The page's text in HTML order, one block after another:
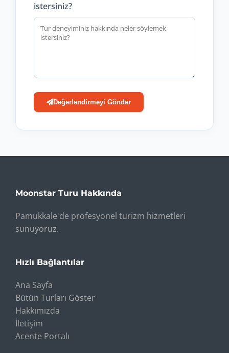
istersiniz?
Değerlendirmeyi Gönder
Moonstar Turu Hakkında
Pamukkale'de profesyonel turizm hizmetleri
sunuyoruz.
Hızlı Bağlantılar
Ana Sayfa
Bütün Turları Göster
Hakkımızda
İletişim
Acente Portalı